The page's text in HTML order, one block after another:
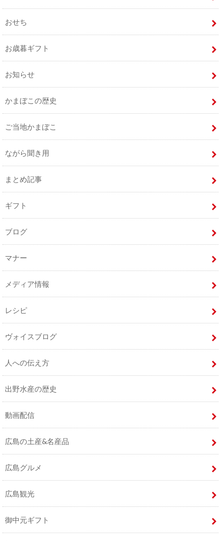
おせち
お歳暮ギフト
お知らせ
かまぼこの歴史
ご当地かまぼこ
ながら聞き用
まとめ記事
ギフト
ブログ
マナー
メディア情報
レシピ
ヴォイスブログ
人への伝え方
出野水産の歴史
動画配信
広島の土産&名産品
広島グルメ
広島観光
御中元ギフト